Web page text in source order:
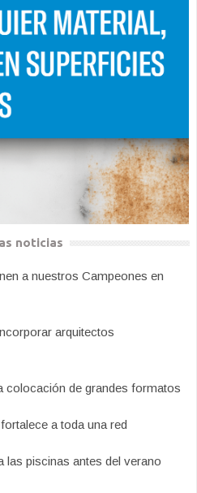
noticias
a nuestros Campeones en
arquitectos
colocación de grandes formatos
a toda una red
las piscinas antes del verano